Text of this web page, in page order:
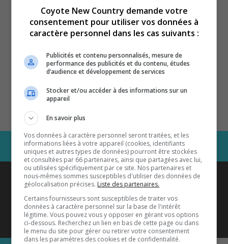
Coyote New Countryest diffusé
également sur1033 HD2
Écoutez-nous aussi sur…
Coyote New Country demande votre
consentement pour utiliser vos données à
caractère personnel dans les cas suivants :
Publicités et contenu personnalisés, mesure de
performance des publicités et du contenu, études
d’audience et développement de services
Stocker et/ou accéder à des informations sur un
appareil
En savoir plus
Vos données à caractère personnel seront traitées, et les
informations liées à votre appareil (cookies, identifiants
uniques et autres types de données) pourront être stockées
et consultées par 66 partenaires, ainsi que partagées avec lui,
ou utilisées spécifiquement par ce site. Nos partenaires et
nous-mêmes sommes susceptibles d'utiliser des données de
géolocalisation précises. Liste des partenaires.
Certains fournisseurs sont susceptibles de traiter vos
données à caractère personnel sur la base de l'intérêt
légitime. Vous pouvez vous y opposer en gérant vos options
ci-dessous. Recherchez un lien en bas de cette page ou dans
le menu du site pour gérer ou retirer votre consentement
dans les paramètres des cookies et de confidentialité.